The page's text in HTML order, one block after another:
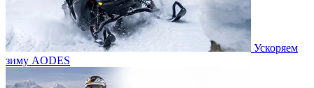
Ускоряем
зиму AODES